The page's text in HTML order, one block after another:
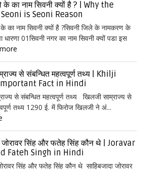
के का नाम सिवनी क्यों है ? | Why the
is Seoni Reason
का नाम सिवनी क्यों है ?सिवनी जिले के नामकरण के
धारणा 01सिवनी नगर का नाम सिवनी क्यों पडा इस
से संबन्धित महत्वपूर्ण तथ्य | Khilji
Fact in Hindi
से संबन्धित महत्वपूर्ण तथ्य खिलजी साम्राज्य से
तथ्य 1290 ई. में फिरोज खिलजी ने अं...
जोरावर सिंह और फतेह सिंह कौन थे | Joravar
Fateh Singh in Hindi
सिंह और फतेह सिंह कौन थे साहिबजादा जोरावर